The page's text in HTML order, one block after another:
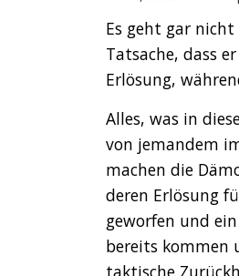
Es geht gar
Tatsache, dass
Erlösung,
Alles, was in
von jemandem
machen die
deren Erlösung
geworfen und
bereits kommen
taktische